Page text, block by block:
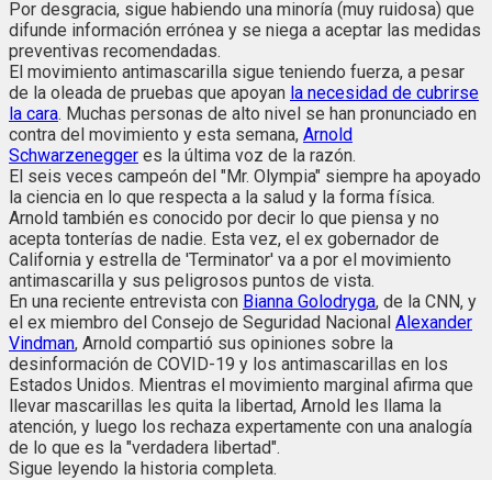
Por desgracia, sigue habiendo una minoría (muy ruidosa) que
difunde información errónea y se niega a aceptar las medidas
preventivas recomendadas.
El movimiento antimascarilla sigue teniendo fuerza, a pesar
de la oleada de pruebas que apoyan la necesidad de cubrirse
la cara. Muchas personas de alto nivel se han pronunciado en
contra del movimiento y esta semana, Arnold
Schwarzenegger es la última voz de la razón.
El seis veces campeón del "Mr. Olympia" siempre ha apoyado
la ciencia en lo que respecta a la salud y la forma física.
Arnold también es conocido por decir lo que piensa y no
acepta tonterías de nadie. Esta vez, el ex gobernador de
California y estrella de 'Terminator' va a por el movimiento
antimascarilla y sus peligrosos puntos de vista.
En una reciente entrevista con Bianna Golodryga, de la CNN, y
el ex miembro del Consejo de Seguridad Nacional Alexander
Vindman, Arnold compartió sus opiniones sobre la
desinformación de COVID-19 y los antimascarillas en los
Estados Unidos. Mientras el movimiento marginal afirma que
llevar mascarillas les quita la libertad, Arnold les llama la
atención, y luego los rechaza expertamente con una analogía
de lo que es la "verdadera libertad".
Sigue leyendo la historia completa.